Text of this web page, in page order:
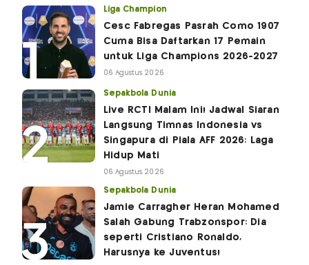
Liga Champion
Cesc Fabregas Pasrah Como 1907
Cuma Bisa Daftarkan 17 Pemain
untuk Liga Champions 2026-2027
06 Agustus 2026
Sepakbola Dunia
Live RCTI Malam Ini! Jadwal Siaran
Langsung Timnas Indonesia vs
Singapura di Piala AFF 2026: Laga
Hidup Mati
06 Agustus 2026
Sepakbola Dunia
Jamie Carragher Heran Mohamed
Salah Gabung Trabzonspor: Dia
seperti Cristiano Ronaldo,
Harusnya ke Juventus!